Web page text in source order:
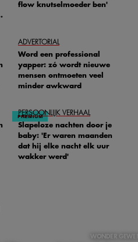
flow knutselmoeder ben'
ADVERTORIAL
Word een professional
yapper: zó wordt nieuwe
mensen ontmoeten veel
minder awkward
PERSOONLIJK VERHAAL
Slapeloze nachten door je
baby: 'Er waren maanden
dat hij elke nacht elk uur
wakker werd'
WONDER